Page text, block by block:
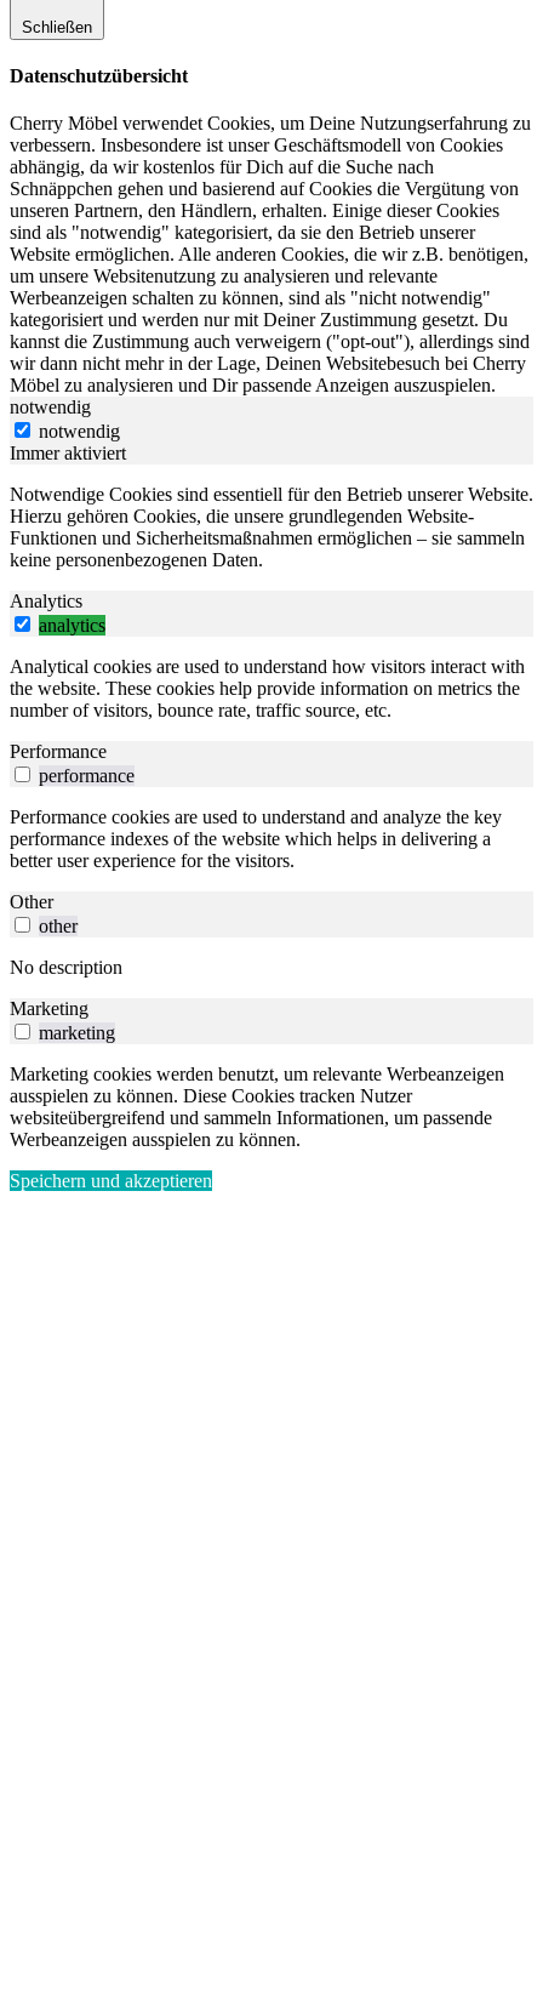
Schließen
Datenschutzübersicht
Cherry Möbel verwendet Cookies, um Deine Nutzungserfahrung zu
verbessern. Insbesondere ist unser Geschäftsmodell von Cookies
abhängig, da wir kostenlos für Dich auf die Suche nach
Schnäppchen gehen und basierend auf Cookies die Vergütung von
unseren Partnern, den Händlern, erhalten. Einige dieser Cookies
sind als "notwendig" kategorisiert, da sie den Betrieb unserer
Website ermöglichen. Alle anderen Cookies, die wir z.B. benötigen,
um unsere Websitenutzung zu analysieren und relevante
Werbeanzeigen schalten zu können, sind als "nicht notwendig"
kategorisiert und werden nur mit Deiner Zustimmung gesetzt. Du
kannst die Zustimmung auch verweigern ("opt-out"), allerdings sind
wir dann nicht mehr in der Lage, Deinen Websitebesuch bei Cherry
Möbel zu analysieren und Dir passende Anzeigen auszuspielen.
notwendig
notwendig
Immer aktiviert
Notwendige Cookies sind essentiell für den Betrieb unserer Website.
Hierzu gehören Cookies, die unsere grundlegenden Website-
Funktionen und Sicherheitsmaßnahmen ermöglichen – sie sammeln
keine personenbezogenen Daten.
Analytics
analytics
Analytical cookies are used to understand how visitors interact with
the website. These cookies help provide information on metrics the
number of visitors, bounce rate, traffic source, etc.
Performance
performance
Performance cookies are used to understand and analyze the key
performance indexes of the website which helps in delivering a
better user experience for the visitors.
Other
other
No description
Marketing
marketing
Marketing cookies werden benutzt, um relevante Werbeanzeigen
ausspielen zu können. Diese Cookies tracken Nutzer
websiteübergreifend und sammeln Informationen, um passende
Werbeanzeigen ausspielen zu können.
Speichern und akzeptieren